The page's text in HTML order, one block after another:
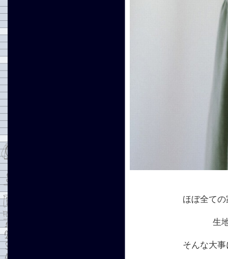
ほぼ全て
生
そんな大